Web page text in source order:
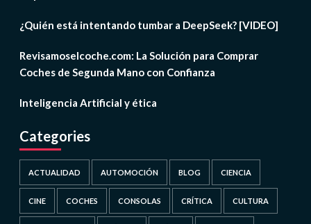
¿Quién está intentando tumbar a DeepSeek? [VIDEO]
Revisamoselcoche.com: La Solución para Comprar
Coches de Segunda Mano con Confianza
Inteligencia Artificial y ética
Categories
ACTUALIDAD AUTOMOCIÓN BLOG CIENCIA
CINE COCHES CONSOLAS CRÍTICA CULTURA